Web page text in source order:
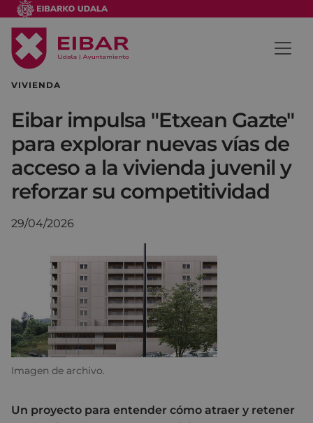
VIVIENDA
Eibar impulsa "Etxean Gazte"
para explorar nuevas vías de
acceso a la vivienda juvenil y
reforzar su competitividad
29/04/2026
Imagen de archivo.
Un proyecto para entender cómo atraer y retener